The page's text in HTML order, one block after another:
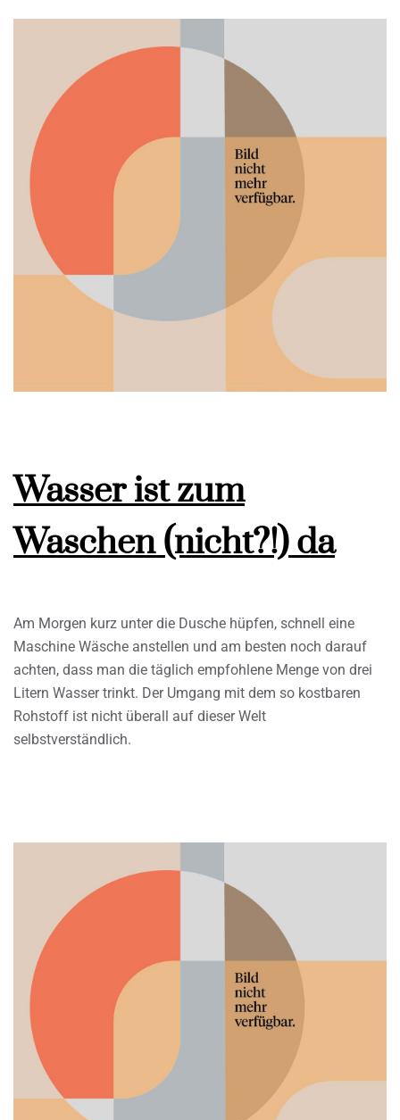
Wasser ist zum
Waschen (nicht?!) da
Am Morgen kurz unter die Dusche hüpfen, schnell eine
Maschine Wäsche anstellen und am besten noch darauf
achten, dass man die täglich empfohlene Menge von drei
Litern Wasser trinkt. Der Umgang mit dem so kostbaren
Rohstoff ist nicht überall auf dieser Welt
selbstverständlich.